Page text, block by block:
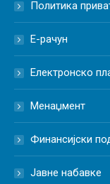
Политика
Е-рачун
Електронско
Менаџмент
Финансијски
Јавне набавке